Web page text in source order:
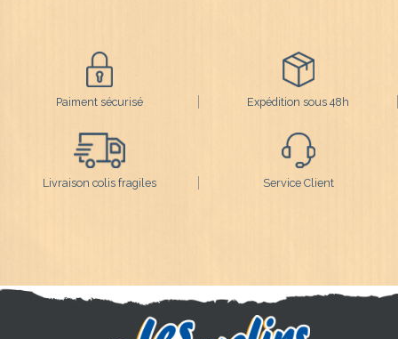
Paiment sécurisé Expédition sous 48h
Livraison colis fragiles Service Client